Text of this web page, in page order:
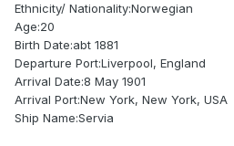
Ethnicity/ Nationality:Norwegian
Age:20
Birth Date:abt 1881
Departure Port:Liverpool, England
Arrival Date:8 May 1901
Arrival Port:New York, New York, USA
Ship Name:Servia